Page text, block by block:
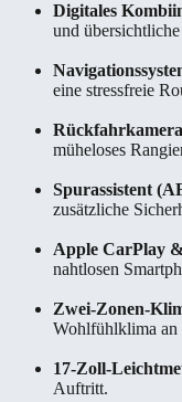
Digitales
und
eine stressfreie
Rückfahrkamera
müheloses
Spurassistent
zusätzliche
Apple CarPlay
nahtlosen
Zwei-Zonen-
Wohlfühlklima an
17-Zoll-
Auftritt.